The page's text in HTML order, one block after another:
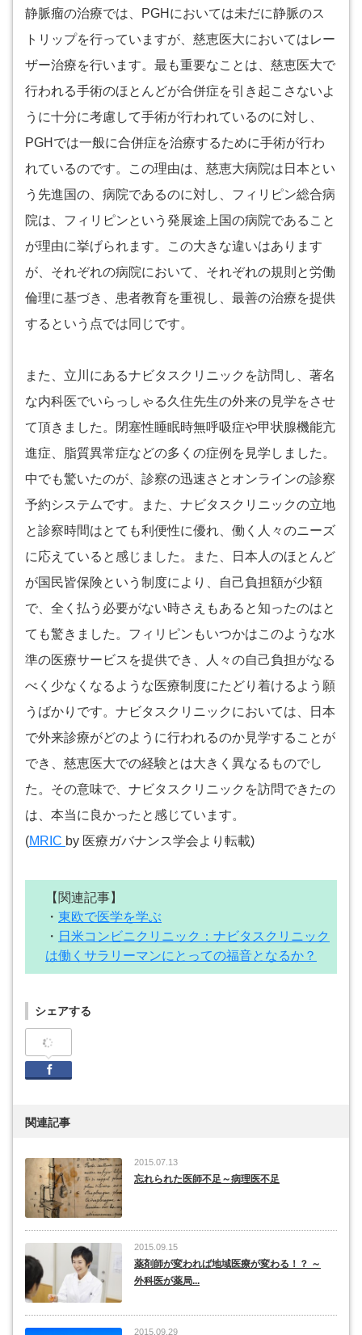
静脈瘤の治療では、PGHにおいては未だに静脈のス
トリップを行っていますが、慈恵医大においてはレー
ザー治療を行います。最も重要なことは、慈恵医大で
行われる手術のほとんどが合併症を引き起こさないよ
うに十分に考慮して手術が行われているのに対し、
PGHでは一般に合併症を治療するために手術が行わ
れているのです。この理由は、慈恵大病院は日本とい
う先進国の、病院であるのに対し、フィリピン総合病
院は、フィリピンという発展途上国の病院であること
が理由に挙げられます。この大きな違いはあります
が、それぞれの病院において、それぞれの規則と労働
倫理に基づき、患者教育を重視し、最善の治療を提供
するという点では同じです。
また、立川にあるナビタスクリニックを訪問し、著名
な内科医でいらっしゃる久住先生の外来の見学をさせ
て頂きました。閉塞性睡眠時無呼吸症や甲状腺機能亢
進症、脂質異常症などの多くの症例を見学しました。
中でも驚いたのが、診察の迅速さとオンラインの診察
予約システムです。また、ナビタスクリニックの立地
と診察時間はとても利便性に優れ、働く人々のニーズ
に応えていると感じました。また、日本人のほとんど
が国民皆保険という制度により、自己負担額が少額
で、全く払う必要がない時さえもあると知ったのはと
ても驚きました。フィリピンもいつかはこのような水
準の医療サービスを提供でき、人々の自己負担がなる
べく少なくなるような医療制度にたどり着けるよう願
うばかりです。ナビタスクリニックにおいては、日本
で外来診療がどのように行われるのか見学することが
でき、慈恵医大での経験とは大きく異なるものでし
た。その意味で、ナビタスクリニックを訪問できたの
は、本当に良かったと感じています。
(MRIC by 医療ガバナンス学会より転載)
【関連記事】
・ 東欧で医学を学ぶ
・ 日米コンビニクリニック：ナビタスクリニック
は働くサラリーマンにとっての福音となるか？
シェアする
関連記事
2015.07.13
忘れられた医師不足～病理医不足
2015.09.15
薬剤師が変われば地域医療が変わる！？ ～
外科医が薬局...
2015.09.29